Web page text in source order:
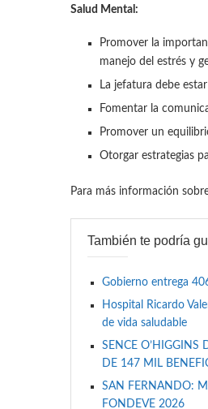
Salud Mental:
Promover la
manejo del estrés y
La jefatura debe
Fomentar la
Promover un
Otorgar estrategias
Para más información
También te podría
Gobierno entrega
Hospital Ricardo
de vida saludable
SENCE O’HIGGINS
DE 147 MIL
SAN FERNANDO:
FONDEVE 2026